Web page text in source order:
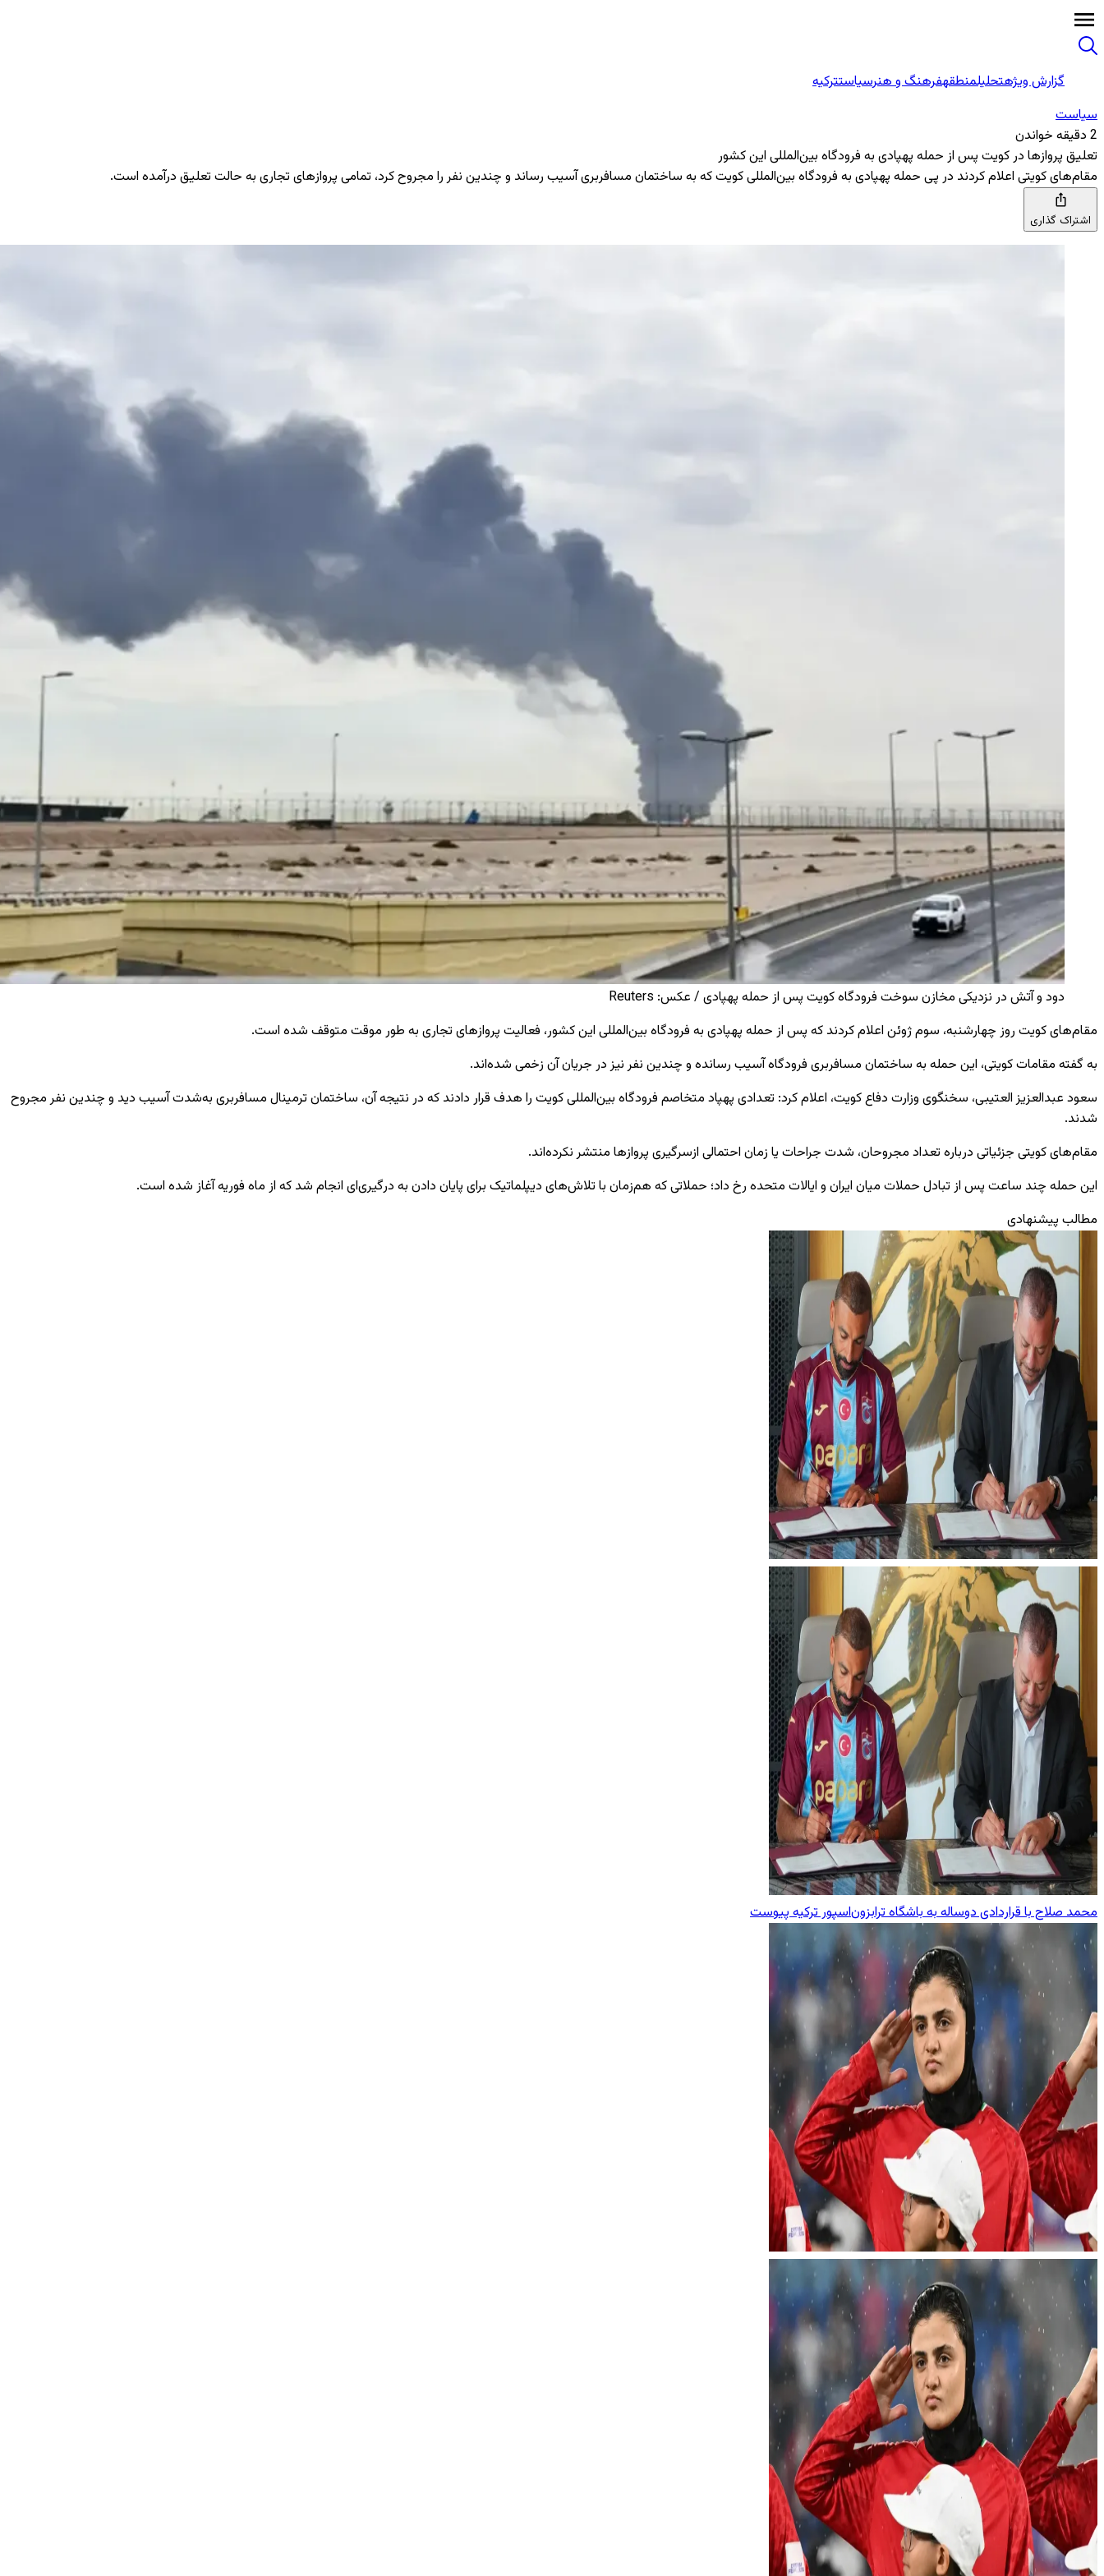
گزارش ویژهتحلیلمنطقهفرهنگ و هنرسیاستترکیه
سیاست
2 دقیقه خواندن
تعلیق پروازها در کویت پس از حمله پهپادی به فرودگاه بین‌المللی این کشور
مقام‌های کویتی اعلام کردند در پی حمله پهپادی به فرودگاه بین‌المللی کویت که به ساختمان مسافربری آسیب رساند و چندین نفر را مجروح کرد، تمامی پروازهای تجاری به حالت تعلیق درآمده است.
اشتراک گذاری
دود و آتش در نزدیکی مخازن سوخت فرودگاه کویت پس از حمله پهپادی / عکس: Reuters
مقام‌های کویت روز چهارشنبه، سوم ژوئن اعلام کردند که پس از حمله پهپادی به فرودگاه بین‌المللی این کشور، فعالیت پروازهای تجاری به طور موقت متوقف شده است.
به گفته مقامات کویتی، این حمله به ساختمان مسافربری فرودگاه آسیب رسانده و چندین نفر نیز در جریان آن زخمی شده‌اند.
سعود عبدالعزیز العتیبی، سخنگوی وزارت دفاع کویت، اعلام کرد: تعدادی پهپاد متخاصم فرودگاه بین‌المللی کویت را هدف قرار دادند که در نتیجه آن، ساختمان ترمینال مسافربری به‌شدت آسیب دید و چندین نفر مجروح
شدند.
مقام‌های کویتی جزئیاتی درباره تعداد مجروحان، شدت جراحات یا زمان احتمالی ازسرگیری پروازها منتشر نکرده‌اند.
این حمله چند ساعت پس از تبادل حملات میان ایران و ایالات متحده رخ داد؛ حملاتی که هم‌زمان با تلاش‌های دیپلماتیک برای پایان دادن به درگیری‌ای انجام شد که از ماه فوریه آغاز شده است.
مطالب پیشنهادی
محمد صلاح با قراردادی دوساله به باشگاه ترابزون‌اسپور ترکیه پیوست